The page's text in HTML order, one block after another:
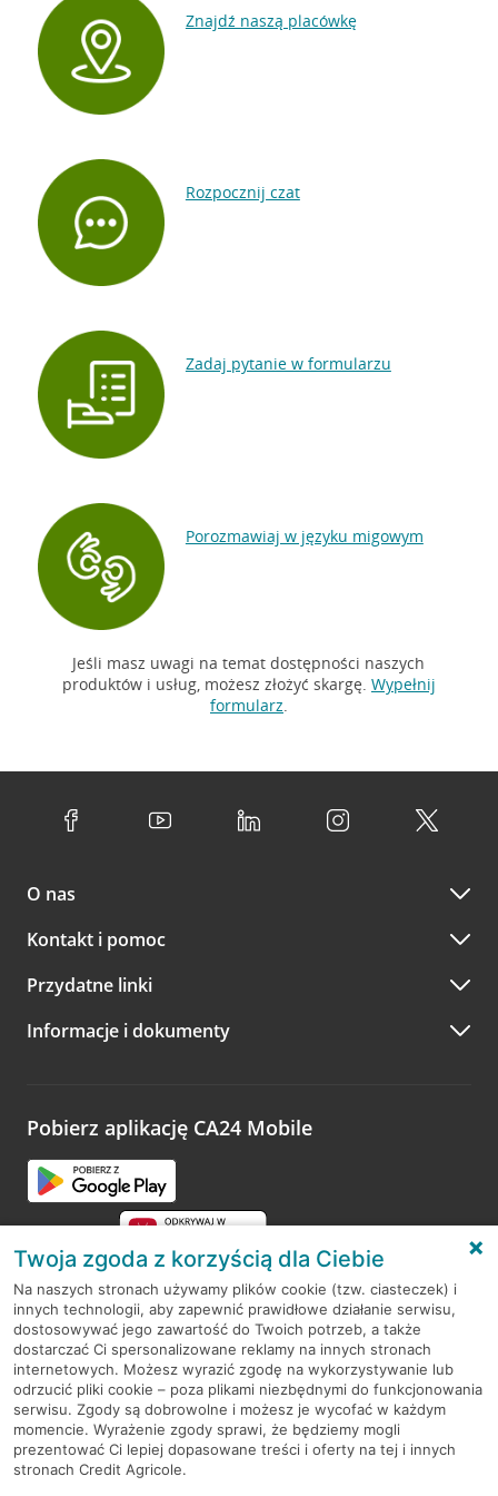
architektonicznie. W jej
używasz aparatu
urządzenia, bez szumów z
ze wsparciem Tłumacza
zgłaszać dowolne czynności, które wskażesz w
jego pełnomocnictwie. Pełnomocnik szczególny
w placówce zawsze musi mieć ze sobą
pełnomocnictwo.
Znajdź naszą placówkę
Rozpocznij czat
Zadaj pytanie w formularzu
Porozmawiaj w języku migowym
Jeśli masz uwagi na temat dostępności naszych
produktów i usług, możesz złożyć skargę. Wypełnij
formularz.
O nas
Kontakt i pomoc
Przydatne linki
Informacje i dokumenty
Pobierz aplikację CA24 Mobile
RODO
Regulamin serwisu
Mapa serwisu
PolitykaCookies
Twoja zgoda z korzyścią dla Ciebie
Na naszych stronach używamy plików cookie (tzw. ciasteczek) i
innych technologii, aby zapewnić prawidłowe działanie serwisu,
dostosowywać jego zawartość do Twoich potrzeb, a także
dostarczać Ci spersonalizowane reklamy na innych stronach
internetowych. Możesz wyrazić zgodę na wykorzystywanie lub
odrzucić pliki cookie – poza plikami niezbędnymi do funkcjonowania
serwisu. Zgody są dobrowolne i możesz je wycofać w każdym
momencie. Wyrażenie zgody sprawi, że będziemy mogli
prezentować Ci lepiej dopasowane treści i oferty na tej i innych
stronach Credit Agricole.